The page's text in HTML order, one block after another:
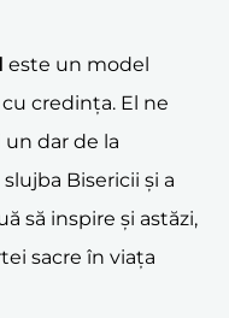
este un model
credința. El ne
dar de la
Bisericii și a
să inspire și astăzi,
sacre în viața